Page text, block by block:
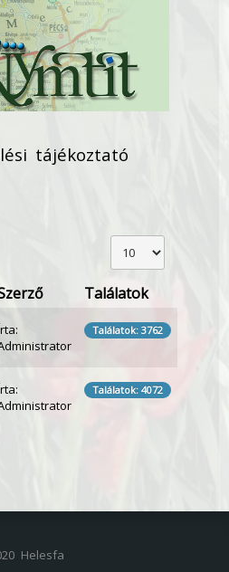
tájékoztató
Találatok
Találatok: 3762
Találatok: 4072
Helesfa